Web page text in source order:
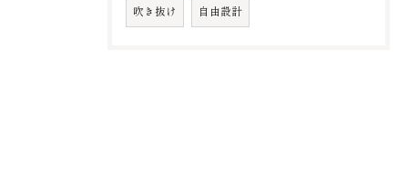
吹き抜け 自由設計